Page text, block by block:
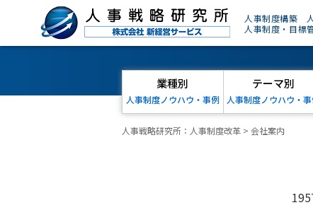
人事制度構築
人事制度・目標
業種別
人事制度ノウハウ・事例
テーマ別
人事制度ノウハウ・事
人事戦略研究所：人事制度改革 > 会社案内